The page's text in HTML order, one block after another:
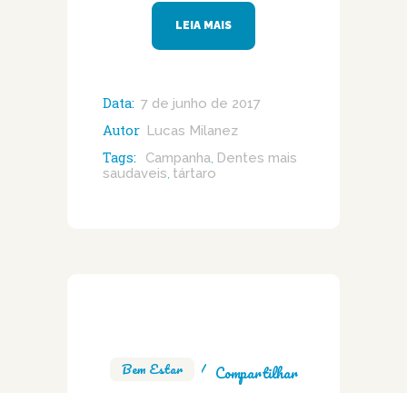
LEIA MAIS
Data: 7 de junho de 2017
Autor Lucas Milanez
Tags: Campanha, Dentes mais
saudaveis, tártaro
Bem Estar Compartilhar